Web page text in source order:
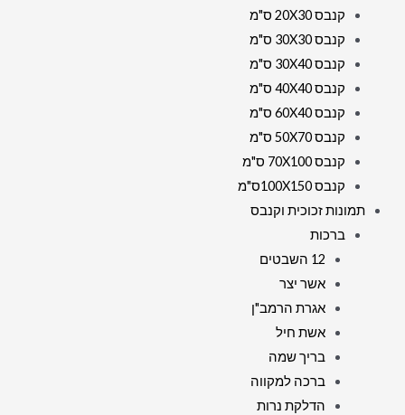
קנבס 20X30 ס"מ
קנבס 30X30 ס"מ
קנבס 30X40 ס"מ
קנבס 40X40 ס"מ
קנבס 60X40 ס"מ
קנבס 50X70 ס"מ
קנבס 70X100 ס"מ
קנבס 100X150ס"מ
תמונות זכוכית וקנבס
ברכות
12 השבטים
אשר יצר
אגרת הרמב"ן
אשת חיל
בריך שמה
ברכה למקווה
הדלקת נרות